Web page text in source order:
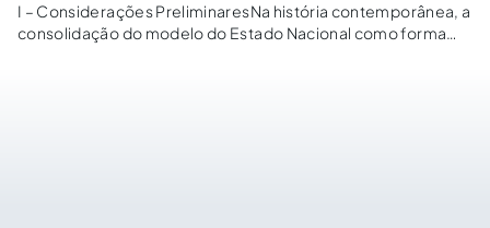
I – Considerações PreliminaresNa história contemporânea, a
consolidação do modelo do Estado Nacional como forma